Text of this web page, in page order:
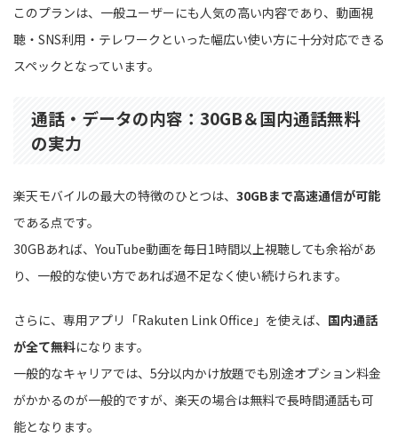
このプランは、一般ユーザーにも人気の高い内容であり、動画視
聴・SNS利用・テレワークといった幅広い使い方に十分対応できる
スペックとなっています。
通話・データの内容：30GB＆国内通話無料
の実力
楽天モバイルの最大の特徴のひとつは、 30GBまで高速通信が可能
である点です。
30GBあれば、YouTube動画を毎日1時間以上視聴しても余裕があ
り、一般的な使い方であれば過不足なく使い続けられます。
さらに、専用アプリ「Rakuten Link Office」を使えば、 国内通話
が全て無料になります。
一般的なキャリアでは、5分以内かけ放題でも別途オプション料金
がかかるのが一般的ですが、楽天の場合は無料で長時間通話も可
能となります。